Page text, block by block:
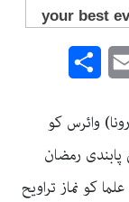
Email
وائرس کو
رمضان
کو نماز تراویح